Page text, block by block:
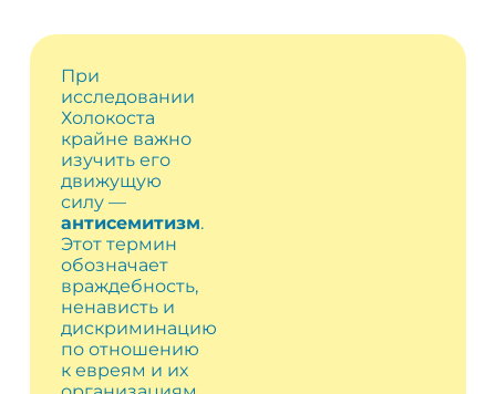
При
исследовании
Холокоста
крайне важно
изучить его
движущую
силу —
антисемитизм.
Этот термин
обозначает
враждебность,
ненависть и
дискриминацию
по отношению
к евреям и их